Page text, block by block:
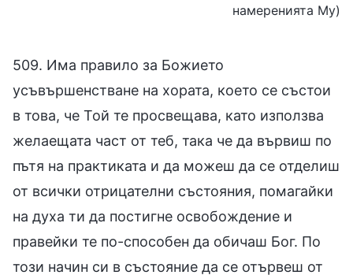
намеренията Му)
509. Има правило за Божието
усъвършенстване на хората, което се състои
в това, че Той те просвещава, като използва
желаещата част от теб, така че да вървиш по
пътя на практиката и да можеш да се отделиш
от всички отрицателни състояния, помагайки
на духа ти да постигне освобождение и
правейки те по-способен да обичаш Бог. По
този начин си в състояние да се отървеш от